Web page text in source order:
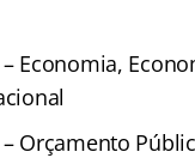
Economia,
Orçamento